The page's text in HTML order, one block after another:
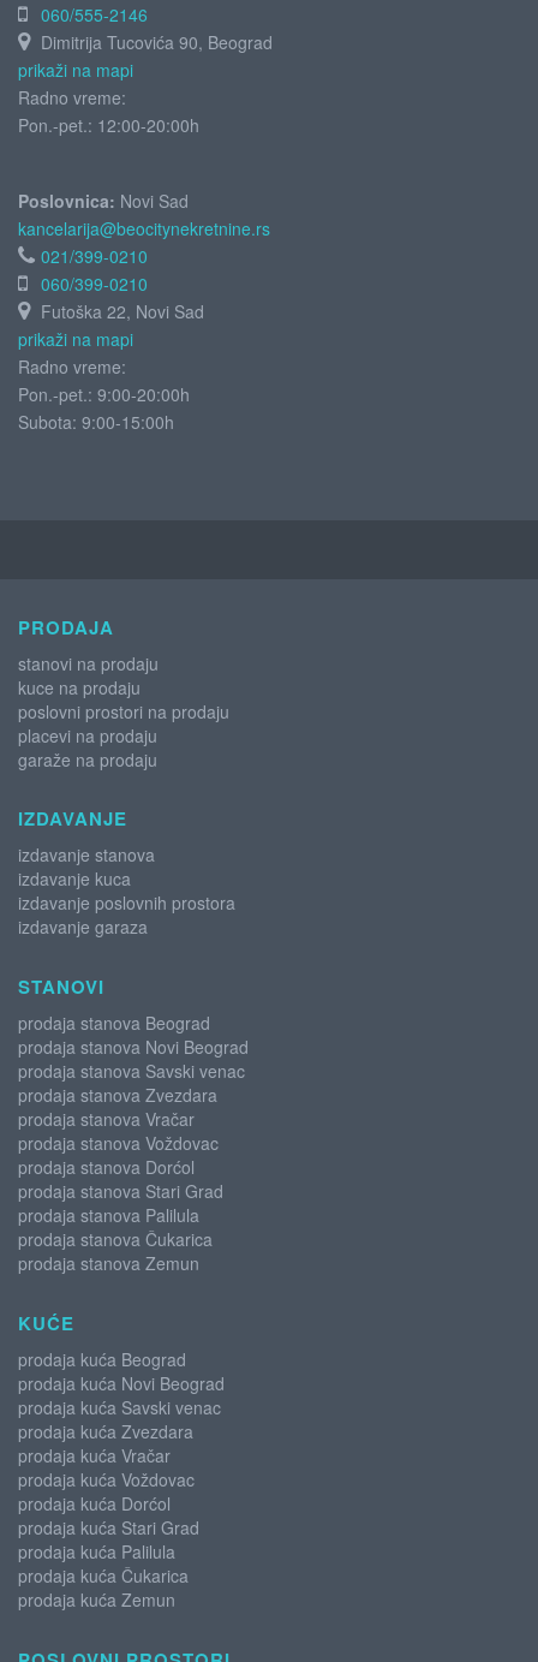
060/555-2146
Dimitrija Tucovića 90, Beograd
prikaži na mapi
Radno vreme:
Pon.-pet.: 12:00-20:00h
Poslovnica: Novi Sad
kancelarija@beocitynekretnine.rs
021/399-0210
060/399-0210
Futoška 22, Novi Sad
prikaži na mapi
Radno vreme:
Pon.-pet.: 9:00-20:00h
Subota: 9:00-15:00h
PRODAJA
stanovi na prodaju
kuce na prodaju
poslovni prostori na prodaju
placevi na prodaju
garaže na prodaju
IZDAVANJE
izdavanje stanova
izdavanje kuca
izdavanje poslovnih prostora
izdavanje garaza
STANOVI
prodaja stanova Beograd
prodaja stanova Novi Beograd
prodaja stanova Savski venac
prodaja stanova Zvezdara
prodaja stanova Vračar
prodaja stanova Voždovac
prodaja stanova Dorćol
prodaja stanova Stari Grad
prodaja stanova Palilula
prodaja stanova Čukarica
prodaja stanova Zemun
KUĆE
prodaja kuća Beograd
prodaja kuća Novi Beograd
prodaja kuća Savski venac
prodaja kuća Zvezdara
prodaja kuća Vračar
prodaja kuća Voždovac
prodaja kuća Dorćol
prodaja kuća Stari Grad
prodaja kuća Palilula
prodaja kuća Čukarica
prodaja kuća Zemun